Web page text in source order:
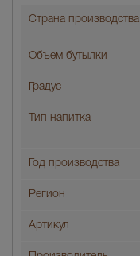
Страна производства
Объем бутылки
Градус
Тип напитка
Год производства
Регион
Артикул